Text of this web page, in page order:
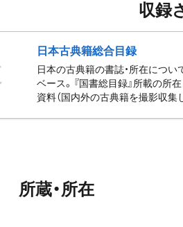
収録
日本古典籍総合目録
日本の古典籍の書誌・所在につい
ベース。『国書総目録』所載の所
資料（国内外の古典籍を撮影収集
所蔵・所在